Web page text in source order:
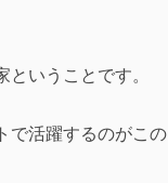
ということです。
で活躍するのがこの